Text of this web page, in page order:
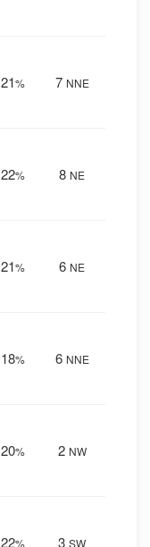
21% 7 NNE
22% 8 NE
21% 6 NE
18% 6 NNE
20% 2 NW
22% 3 SW